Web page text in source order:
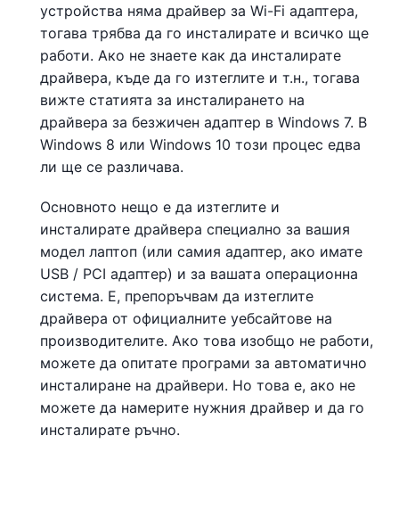
устройства няма драйвер за Wi-Fi адаптера,
тогава трябва да го инсталирате и всичко ще
работи. Ако не знаете как да инсталирате
драйвера, къде да го изтеглите и т.н., тогава
вижте статията за инсталирането на
драйвера за безжичен адаптер в Windows 7. В
Windows 8 или Windows 10 този процес едва
ли ще се различава.
Основното нещо е да изтеглите и
инсталирате драйвера специално за вашия
модел лаптоп (или самия адаптер, ако имате
USB / PCI адаптер) и за вашата операционна
система. Е, препоръчвам да изтеглите
драйвера от официалните уебсайтове на
производителите. Ако това изобщо не работи,
можете да опитате програми за автоматично
инсталиране на драйвери. Но това е, ако не
можете да намерите нужния драйвер и да го
инсталирате ръчно.